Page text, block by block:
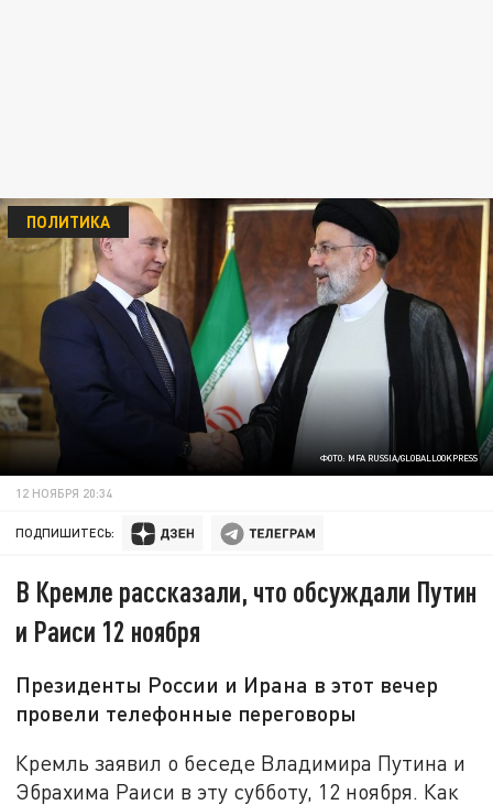
ФОТО: MFA RUSSIA/GLOBALLOOKPRESS
ПОЛИТИКА
12 НОЯБРЯ 20:34
ПОДПИШИТЕСЬ:
В Кремле рассказали, что обсуждали Путин
и Раиси 12 ноября
Президенты России и Ирана в этот вечер
провели телефонные переговоры
Кремль заявил о беседе Владимира Путина и
Эбрахима Раиси в эту субботу, 12 ноября. Как